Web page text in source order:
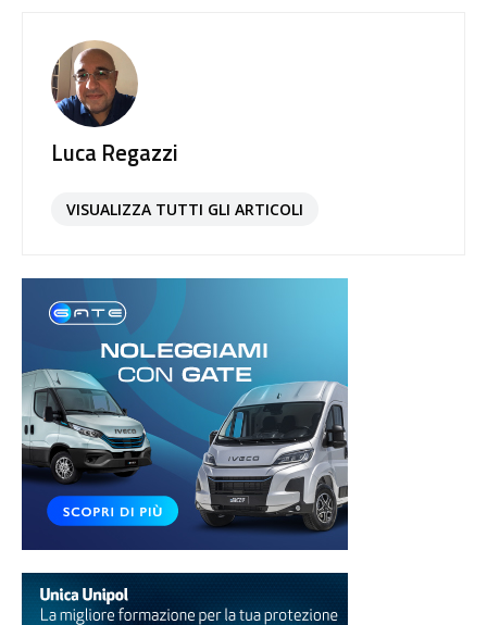
Luca Regazzi
VISUALIZZA TUTTI GLI ARTICOLI